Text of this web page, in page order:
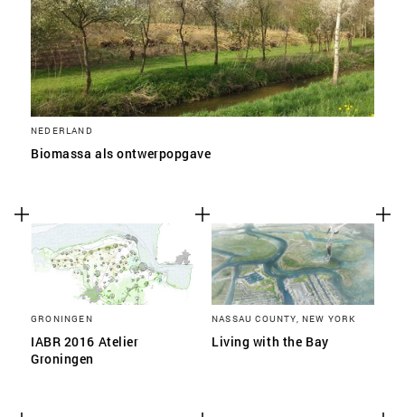
NEDERLAND
Biomassa als ontwerpopgave
GRONINGEN
IABR 2016 Atelier
Groningen
NASSAU COUNTY, NEW YORK
Living with the Bay